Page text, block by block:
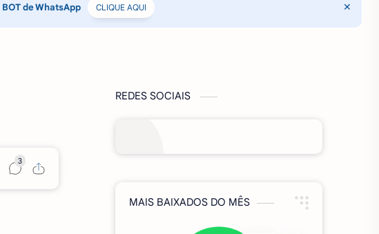
BOT de WhatsApp CLIQUE AQUI
REDES SOCIAIS
MAIS BAIXADOS DO MÊS